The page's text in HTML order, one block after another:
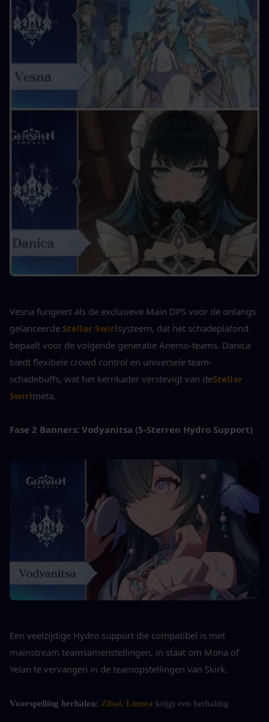
Vesna fungeert als de exclusieve Main DPS voor de onlangs
gelanceerde Stellar Swirlsysteem, dat het schadeplafond
bepaalt voor de volgende generatie Anemo-teams. Danica
biedt flexibele crowd control en universele team-
schadebuffs, wat het kernkader verstevigt van deStellar
Swirlmeta.
Fase 2 Banners: Vodyanitsa (5-Sterren Hydro Support)
Een veelzijdige Hydro support die compatibel is met
mainstream teamsamenstellingen, in staat om Mona of
Yelan te vervangen in de teamopstellingen van Skirk.
Voorspelling herhalen: Zibai, Linnea krijgt een herhaling